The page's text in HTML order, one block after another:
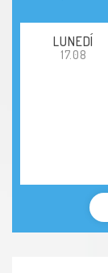
LUNEDÍ
17.08